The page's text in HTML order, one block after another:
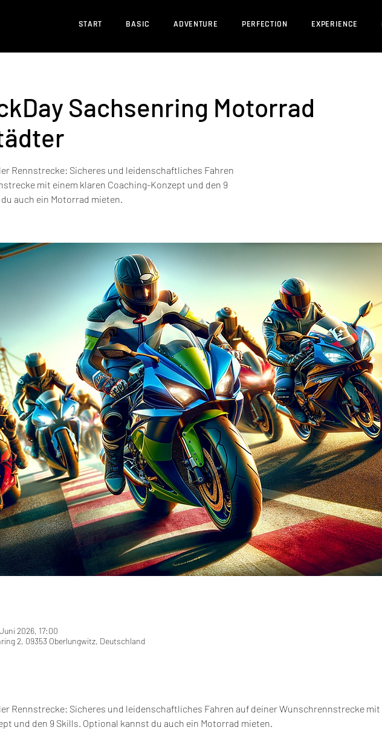
START BASIC ADVENTURE PERFECTION EXPERIENCE
Sachsenring Motorrad
Rennstrecke: Sicheres und leidenschaftliches Fahren
mit einem klaren Coaching-Konzept und den 9
auch ein Motorrad mieten.
2026, 17:00
2, 09353 Oberlungwitz, Deutschland
Rennstrecke: Sicheres und leidenschaftliches Fahren auf deiner Wunschrennstrecke mit
und den 9 Skills. Optional kannst du auch ein Motorrad mieten.